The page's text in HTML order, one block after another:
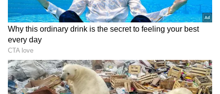
రూ.85,000 వరకు ఉంటుంది.
మైలేజ్ : వాస్తవ పరిస్థితుల్లో ఈ బైక్ లీటర్‌కు 70 నుంచి 80
కిలోమీటర్ల మైలేజ్ ఇస్తుంది.
మెయింటెనెన్స్ : దీని వార్షిక నిర్వహణ ఖర్చు కేవలం
రూ.6,500 నుంచి రూ.8,500 మధ్యే ఉంటుంది. దీని స్పేర్